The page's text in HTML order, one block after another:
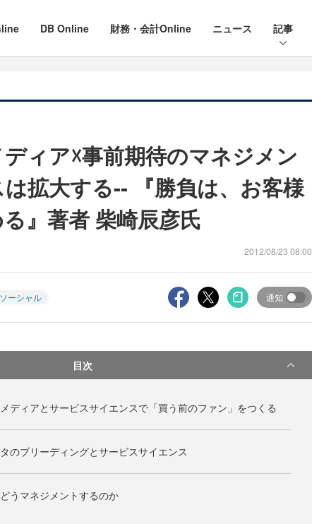
DB Online 財務・会計Online ニュース 記事
ディア☓事前期待のマネジメン
は拡大する-- 『勝負は、お客様
』著者 柴崎辰彦氏
2012/08/23 08:00
ソーシャル 通知
目次
ディアとサービスサイエンスで「買う前のファン」をつくる
のブリーディングとサービスサイエンス
うマネジメントするのか